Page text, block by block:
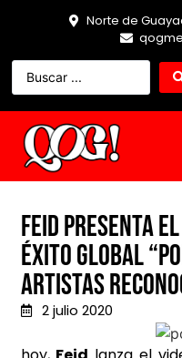
Norte de
Feid presenta
éxito global
artistas
2 julio 2020